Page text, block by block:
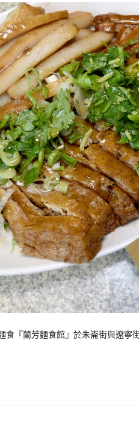
食『蘭芳麵食館』於朱崙街與遼